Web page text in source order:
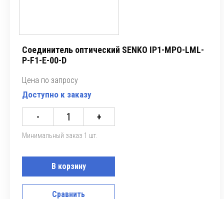
Соединитель оптический SENKO IP1-MPO-LML-
P-F1-E-00-D
Цена по запросу
Доступно к заказу
- +
Минимальный заказ 1 шт.
В корзину
Сравнить